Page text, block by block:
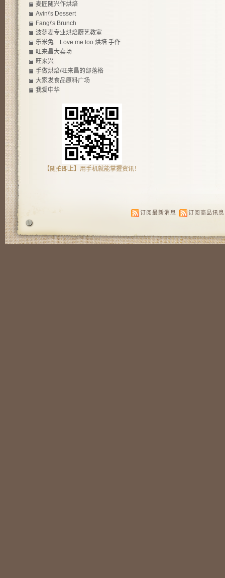
麦匠随兴作烘焙
Avin\'s Dessert
Fang\'s Brunch
波萝麦专业烘焙厨艺教室
乐米兔 Love me too 烘培 手作
旺来昌大卖场
旺来兴
手做烘焙/旺来昌的部落格
大家发食品原料广场
我爱中华
【随拍即上】用手机就能掌握资讯！
订阅最新消息 订阅商品讯息